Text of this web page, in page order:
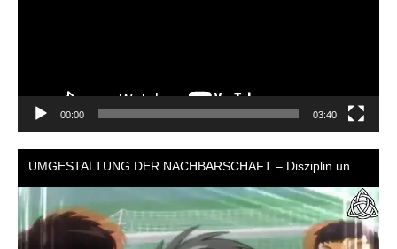
00:00 03:40